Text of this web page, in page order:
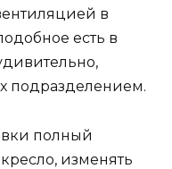
в
есть в
подразделением.
полный
изменять